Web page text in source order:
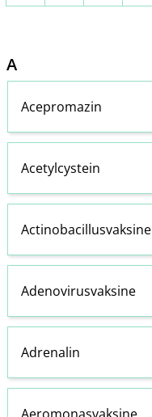
A
Acepromazin
Acetylcystein
Actinobacillusvaksine
Adenovirusvaksine
Adrenalin